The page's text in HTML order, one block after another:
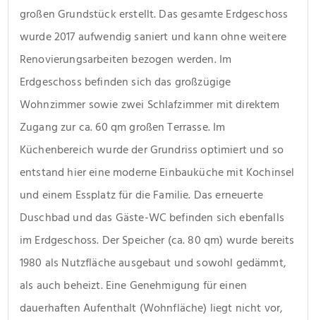
großen Grundstück erstellt. Das gesamte Erdgeschoss
wurde 2017 aufwendig saniert und kann ohne weitere
Renovierungsarbeiten bezogen werden. Im
Erdgeschoss befinden sich das großzügige
Wohnzimmer sowie zwei Schlafzimmer mit direktem
Zugang zur ca. 60 qm großen Terrasse. Im
Küchenbereich wurde der Grundriss optimiert und so
entstand hier eine moderne Einbauküche mit Kochinsel
und einem Essplatz für die Familie. Das erneuerte
Duschbad und das Gäste-WC befinden sich ebenfalls
im Erdgeschoss. Der Speicher (ca. 80 qm) wurde bereits
1980 als Nutzfläche ausgebaut und sowohl gedämmt,
als auch beheizt. Eine Genehmigung für einen
dauerhaften Aufenthalt (Wohnfläche) liegt nicht vor,